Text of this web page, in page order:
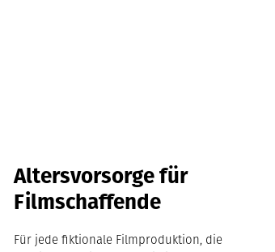
Altersvorsorge für
Filmschaffende
Für jede fiktionale Filmproduktion, die